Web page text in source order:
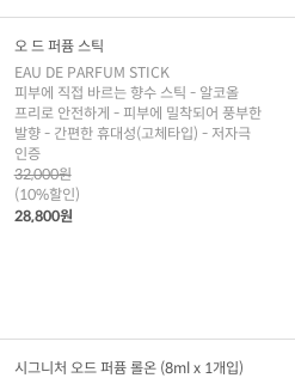
오 드 퍼퓸 스틱
EAU DE PARFUM STICK
피부에 직접 바르는 향수 스틱 - 알코올
프리로 안전하게 - 피부에 밀착되어 풍부한
발향 - 간편한 휴대성(고체타입) - 저자극
인증
32,000원
(10%할인)
28,800원
시그니처 오드 퍼퓸 롤온 (8ml x 1개입)